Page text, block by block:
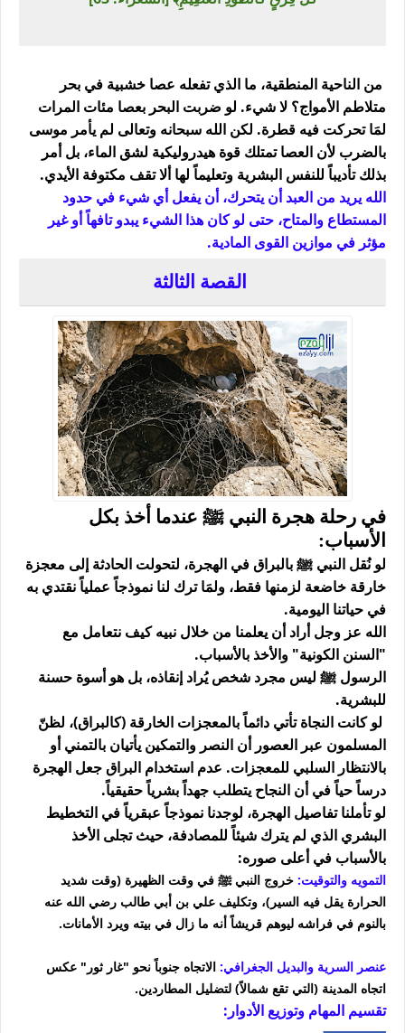
من الناحية المنطقية، ما الذي تفعله عصا خشبية في بحر
متلاطم الأمواج؟ لا شيء. لو ضربت البحر بعصا مئات المرات
لمَا تحركت فيه قطرة. لكن الله سبحانه وتعالى لم يأمر موسى
بالضرب لأن العصا تمتلك قوة هيدروليكية لشق الماء، بل أمر
بذلكتأديباً للنفس البشرية وتعليماً لها ألا تقف مكتوفة الأيدي.
الله يريد من العبد أن يتحرك، أن يفعل أي شيء في حدود
المستطاع والمتاح، حتى لو كان هذا الشيء يبدو تافهاً أو غير
مؤثر في موازين القوى المادية.
القصة الثالثة
في رحلة هجرة النبي ﷺ عندما أخذ بكل
الأسباب:
لو نُقل النبي ﷺ بالبراق في الهجرة، لتحولت الحادثة إلى معجزة
خارقة خاضعة لزمنها فقط، ولمَا ترك لنا نموذجاً عملياً نقتدي به
في حياتنا اليومية.
الله عز وجل أراد أن يعلمنا من خلال نبيه كيف نتعامل مع
"السنن الكونية" والأخذ بالأسباب.
الرسول ﷺ ليس مجرد شخص يُراد إنقاذه، بل هوأسوة حسنة
للبشرية.
لو كانت النجاة تأتي دائماً بالمعجزات الخارقة (كالبراق)، لظنّ
المسلمون عبر العصور أن النصر والتمكين يأتيان بالتمني أو
بالانتظار السلبي للمعجزات. عدم استخدام البراق جعل الهجرة
درساً حياً في أن النجاح يتطلب جهداً بشرياً حقيقياً.
لو تأملنا تفاصيل الهجرة، لوجدنا نموذجاً عبقرياً في التخطيط
البشري الذي لم يترك شيئاً للمصادفة، حيث تجلى الأخذ
بالأسباب في أعلى صوره:
التمويه والتوقيت: خروج النبي ﷺ في وقت الظهيرة (وقت شديد
الحرارة يقل فيه السير)، وتكليف علي بن أبي طالب رضي الله عنه
بالنوم في فراشه ليوهم قريشاً أنه ما زال في بيته ويرد الأمانات.
عنصر السرية والبديل الجغرافي: الاتجاه جنوباً نحو "غار ثور" عكس
اتجاه المدينة (التي تقع شمالاً) لتضليل المطاردين.
تقسيم المهام وتوزيع الأدوار: